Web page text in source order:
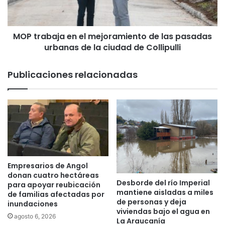
t
n
m
a
s
u
s
b
a
s
b
j
l
m
e
j
o
a
i
e
n
t
o
d
MOP trabaja en el mejoramiento de las pasadas
urbanas de la ciudad de Collipulli
Publicaciones relacionadas
Empresarios de Angol
donan cuatro hectáreas
para apoyar reubicación
de familias afectadas por
inundaciones
agosto 6, 2026
Desborde del río Imperial
mantiene aisladas a miles
de personas y deja
viviendas bajo el agua en
La Araucanía